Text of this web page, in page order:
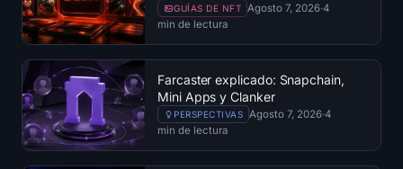
GUÍAS DE NFT Agosto 7, 2026·4
min de lectura
Farcaster explicado: Snapchain,
Mini Apps y Clanker
PERSPECTIVAS Agosto 7, 2026·4
min de lectura